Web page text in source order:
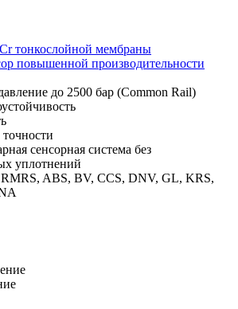
тонкослойной мембраны
повышенной производительности
до 2500 бар (Common Rail)
сенсорная система без
уплотнений
ABS, BV, CCS, DNV, GL, KRS,